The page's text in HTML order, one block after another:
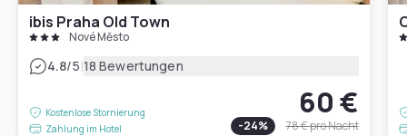
ibis Praha Old Town
Nové Město
4.8/5|18 Bewertungen
Kostenlose Stornierung
Zahlung im Hotel
60 €
-24% 78 €pro Nacht